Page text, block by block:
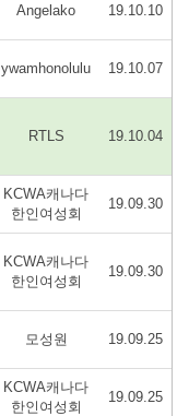
Angelako 19.10.10
ywamhonolulu 19.10.07
RTLS 19.10.04
KCWA캐나다
한인여성회
19.09.30
KCWA캐나다
한인여성회
19.09.30
모성원 19.09.25
KCWA캐나다
한인여성회
19.09.25